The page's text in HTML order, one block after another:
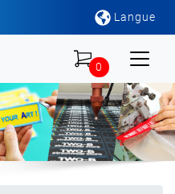
Langue
0